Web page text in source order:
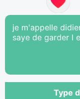
je m'appelle
saye de garder l
Type